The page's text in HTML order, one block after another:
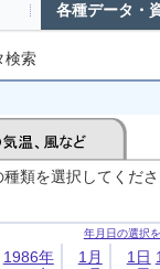
各種データ・
検索
類を選択してくだ
年月日の選択
1986年
1月
1日